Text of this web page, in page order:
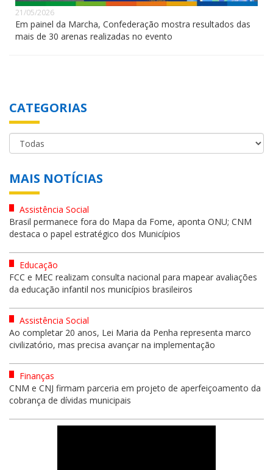
21/05/2026
Em painel da Marcha, Confederação mostra resultados das
mais de 30 arenas realizadas no evento
CATEGORIAS
MAIS NOTÍCIAS
Assistência Social
Brasil permanece fora do Mapa da Fome, aponta ONU; CNM
destaca o papel estratégico dos Municípios
Educação
FCC e MEC realizam consulta nacional para mapear avaliações
da educação infantil nos municípios brasileiros
Assistência Social
Ao completar 20 anos, Lei Maria da Penha representa marco
civilizatório, mas precisa avançar na implementação
Finanças
CNM e CNJ firmam parceria em projeto de aperfeiçoamento da
cobrança de dívidas municipais